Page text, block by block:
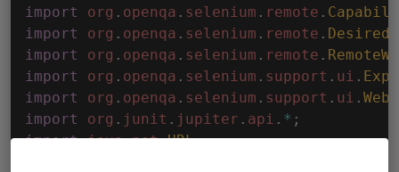
import
org . openqa . selenium . remote .
import
org . openqa . selenium . remote .
import
org . openqa . selenium . remote .
import
org . openqa . selenium . support . ui .
import
org . openqa . selenium . support . ui .
import
org . junit . jupiter . api . * ;
import java.net.URL;